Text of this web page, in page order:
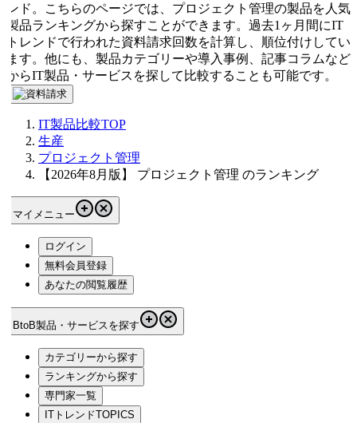
ド。こちらのページでは、プロジェクト管理の製品を人気
品ランキングから探すことができます。過去1ヶ月間にIT
レンドで行われた資料請求回数を計算し、順位付けしてい
す。他にも、製品カテゴリーや導入事例、記事コラムなど
らIT製品・サービスを探して比較することも可能です。
IT製品比較TOP
生産
プロジェクト管理
【2026年8月版】 プロジェクト管理 のランキング
マイメニュー
ログイン
無料会員登録
あなたの閲覧履歴
BtoB製品・サービスを探す
カテゴリーから探す
ランキングから探す
専門家一覧
ITトレンドTOPICS